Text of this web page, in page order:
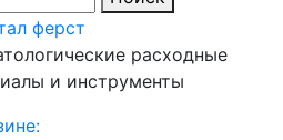
расходные
и инструменты